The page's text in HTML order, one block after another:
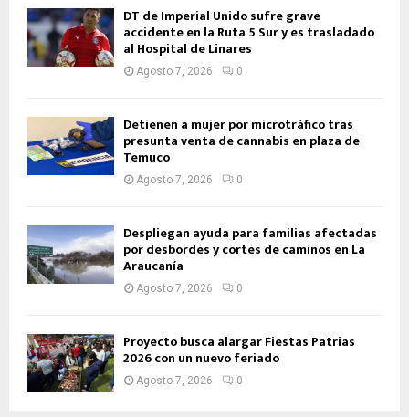
DT de Imperial Unido sufre grave
accidente en la Ruta 5 Sur y es trasladado
al Hospital de Linares
Agosto 7, 2026 0
Detienen a mujer por microtráfico tras
presunta venta de cannabis en plaza de
Temuco
Agosto 7, 2026 0
Despliegan ayuda para familias afectadas
por desbordes y cortes de caminos en La
Araucanía
Agosto 7, 2026 0
Proyecto busca alargar Fiestas Patrias
2026 con un nuevo feriado
Agosto 7, 2026 0